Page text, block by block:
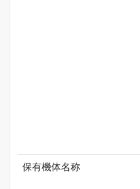
保有機体名称